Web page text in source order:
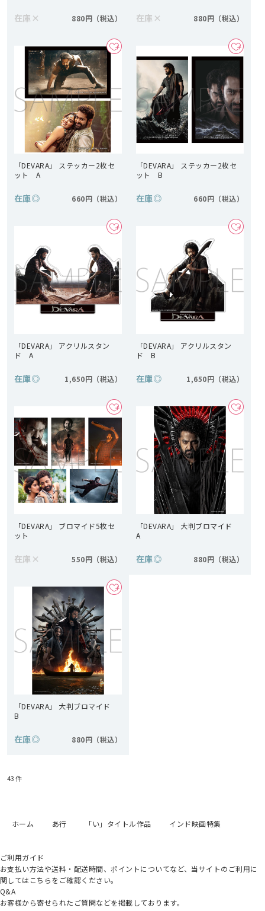
在庫 × 880円 在庫 × 880円
「DEVARA」 ステッカー2枚セ
ット A
在庫◎ 660円
「DEVARA」 ステッカー2枚セ
ット B
在庫◎ 660円
「DEVARA」 アクリルスタン
ド A
在庫◎ 1,650円
「DEVARA」 アクリルスタン
ド B
在庫◎ 1,650円
「DEVARA」 ブロマイド5枚セ
ット
在庫 × 550円
「DEVARA」 大判ブロマイド
A
在庫◎ 880円
「DEVARA」 大判ブロマイド
B
在庫◎ 880円
43件
ホーム あ行 「い」タイトル作品 インド映画特集
ご利用ガイド
お支払い方法や送料・配送時間、ポイントについてなど、当サイトのご利用に
関してはこちらをご確認ください。
Q&A
お客様から寄せられたご質問などを掲載しております。